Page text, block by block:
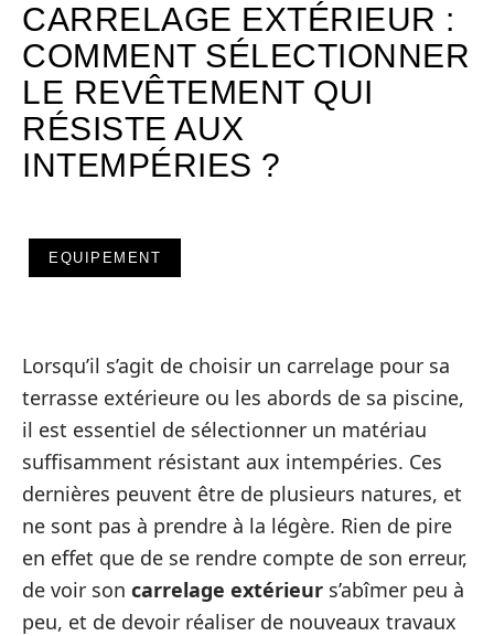
CARRELAGE EXTÉRIEUR :
COMMENT SÉLECTIONNER
LE REVÊTEMENT QUI
RÉSISTE AUX
INTEMPÉRIES ?
EQUIPEMENT
Lorsqu’il s’agit de choisir un carrelage pour sa
terrasse extérieure ou les abords de sa piscine,
il est essentiel de sélectionner un matériau
suffisamment résistant aux intempéries. Ces
dernières peuvent être de plusieurs natures, et
ne sont pas à prendre à la légère. Rien de pire
en effet que de se rendre compte de son erreur,
de voir son carrelage extérieur s’abîmer peu à
peu, et de devoir réaliser de nouveaux travaux